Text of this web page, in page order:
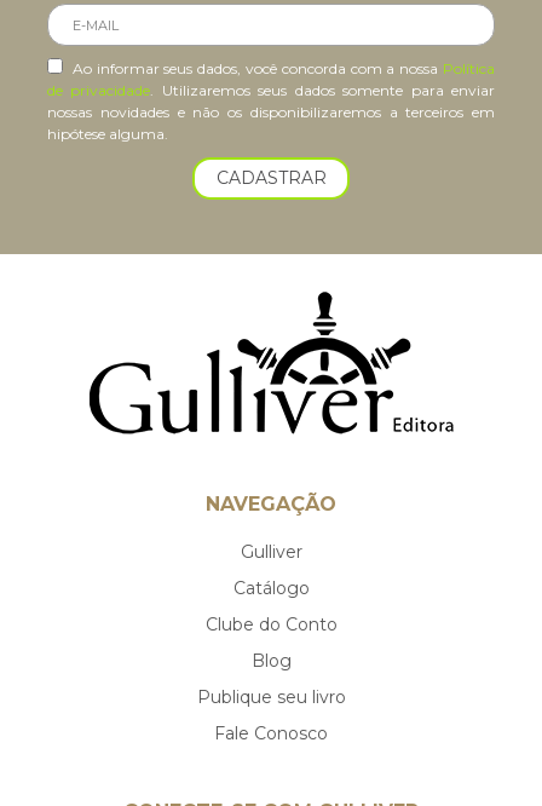
Ao informar seus dados, você concorda com a nossa Política
de privacidade. Utilizaremos seus dados somente para enviar
nossas novidades e não os disponibilizaremos a terceiros em
hipótese alguma.
CADASTRAR
NAVEGAÇÃO
Gulliver
Catálogo
Clube do Conto
Blog
Publique seu livro
Fale Conosco